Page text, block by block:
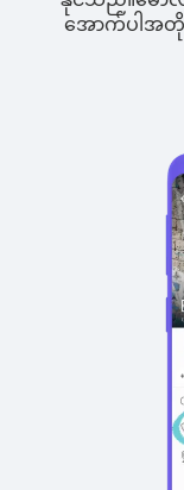
အောက်ပါအတိုင်